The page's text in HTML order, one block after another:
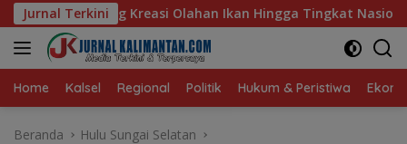
Langsung
ke
konten
Jurnal Terkini
Hingga Tingkat Nasional Pada Lomba Masak Serba Ikan
Home Kalsel Regional Politik Hukum & Peristiwa
Beranda Hulu Sungai Selatan